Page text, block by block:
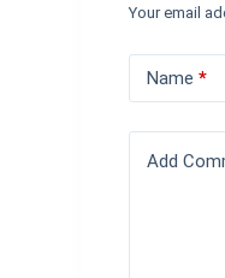
Your email
Name *
Add